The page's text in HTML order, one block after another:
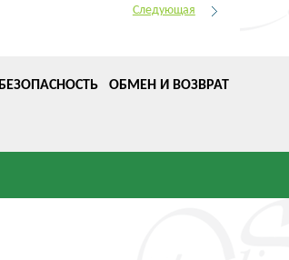
Следующая
БЕЗОПАСНОСТЬ ОБМЕН И ВОЗВРАТ